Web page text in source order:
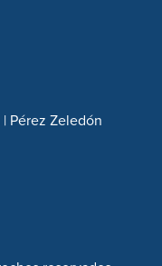
| Pérez Zeledón